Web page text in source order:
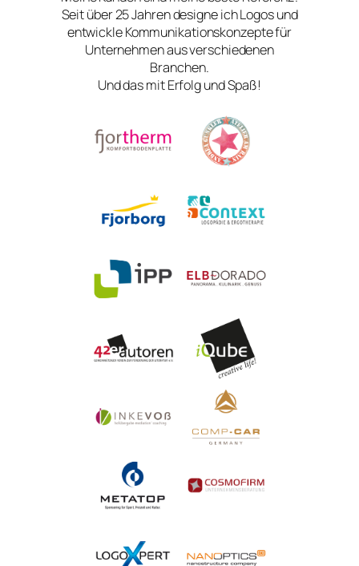
Seit über 25 Jahren designe ich Logos und
entwickle Kommunikationskonzepte für
Unternehmen aus verschiedenen
Branchen.
Und das mit Erfolg und Spaß!